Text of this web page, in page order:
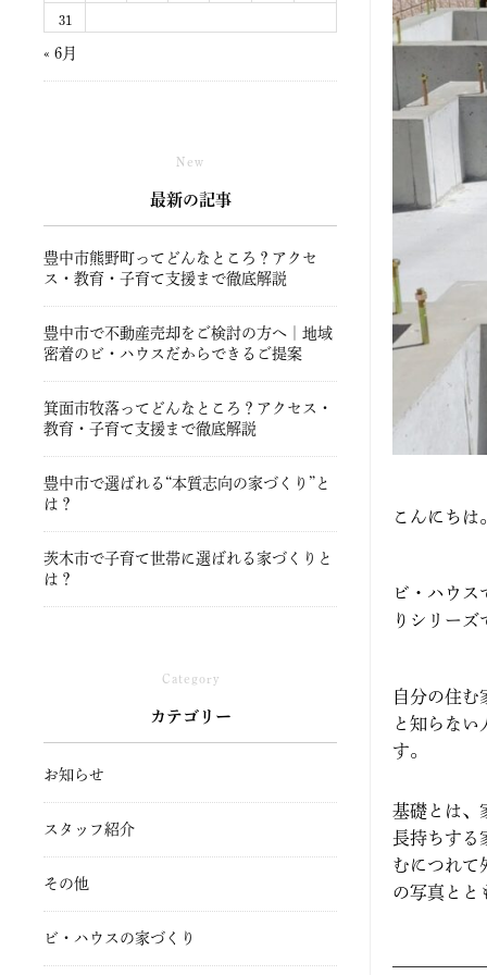
こんにち
ビ・ハウス
りシリー
自分の住む
と知らな
す。
基礎とは、
長持ちする
むにつれて
の写真とと
31
« 6月
New
最新の記事
豊中市熊野町ってどんなところ？アクセ
ス・教育・子育て支援まで徹底解説
豊中市で不動産売却をご検討の方へ｜地域
密着のビ・ハウスだからできるご提案
箕面市牧落ってどんなところ？アクセス・
教育・子育て支援まで徹底解説
豊中市で選ばれる“本質志向の家づくり”と
は？
茨木市で子育て世帯に選ばれる家づくりと
は？
Category
カテゴリー
お知らせ
スタッフ紹介
その他
ビ・ハウスの家づくり